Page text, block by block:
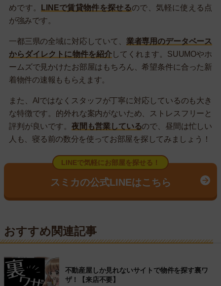
めです。
LINEで賃貸物件を探せるので、気軽に使える点
が強みです。
一都三県の全域に対応していて、 業者専用のデータベース
からダイレクトに物件を紹介してくれます。SUUMOやホ
ームズで見かけたお部屋はもちろん、希望条件に合った新
着物件の速報ももらえます。
また、AIではなくスタッフが丁寧に対応しているのも大き
な特徴です。的外れな案内がないため、ストレスフリーと
評判が良いです。 夜間も営業しているので、昼間は忙しい
人も、寝る前の数分を使ってお部屋を探してみましょう！
LINEで気軽にお部屋を探せる！
スミカの公式LINEはこちら
おすすめ関連記事
不動産屋しか見れないサイトで物件を探す裏ワ
ザ！【来店不要】